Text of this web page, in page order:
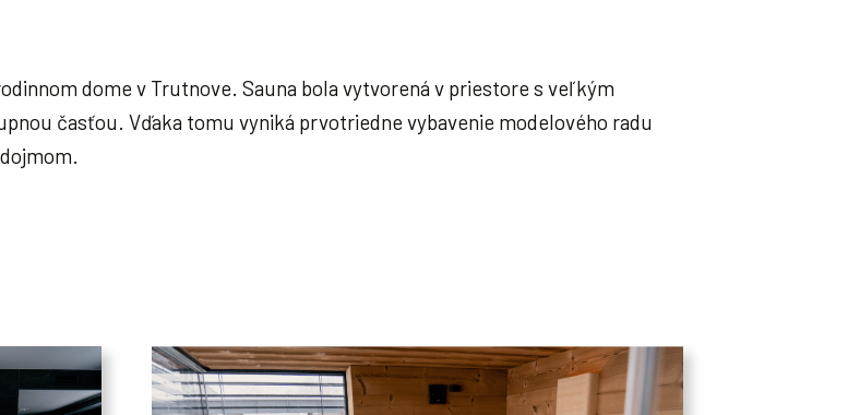
dome v Trutnove. Sauna bola vytvorená v priestore s veľkým
časťou. Vďaka tomu vyniká prvotriedne vybavenie modelového radu